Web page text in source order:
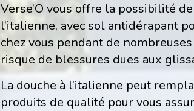
Verse’O vous offre la possibilité
l’italienne, avec sol antidérapant
chez vous pendant de
risque de blessures dues aux
La douche à l’italienne peut
produits de qualité pour vous